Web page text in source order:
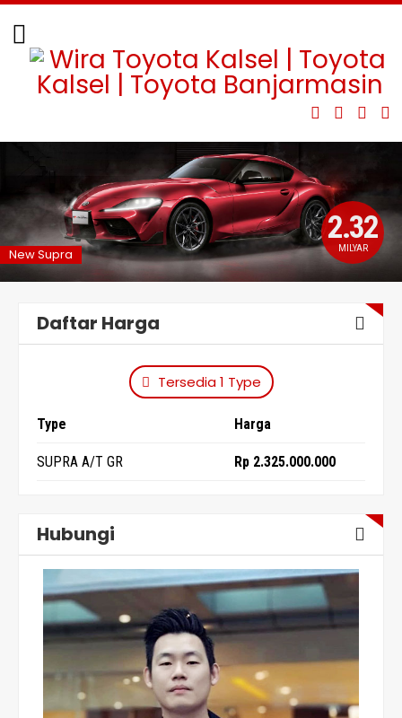
New Supra
2.32
MILYAR
Daftar Harga
Tersedia 1 Type
Type Harga
SUPRA A/T GR Rp 2.325.000.000
Hubungi
Hilux Double Cabin
Hi-Ace
Rangga